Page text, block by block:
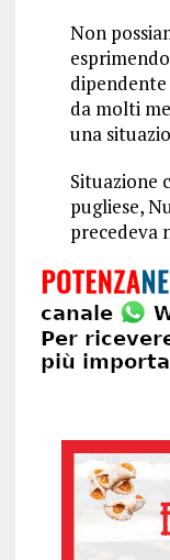
Non
esprimendo
da molti
una
Situazione
pugliese,
precedeva